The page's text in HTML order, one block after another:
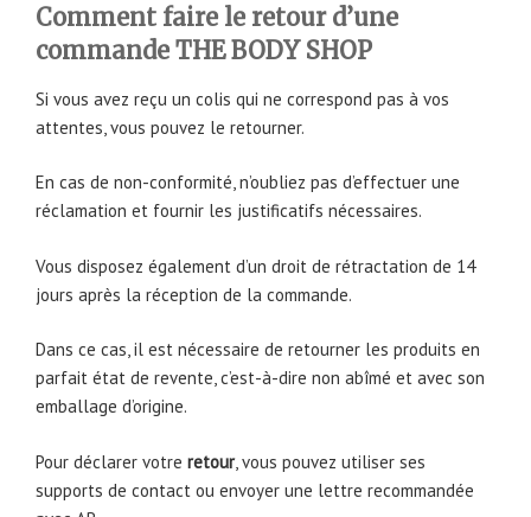
Comment faire le retour d’une
commande THE BODY SHOP
Si vous avez reçu un colis qui ne correspond pas à vos
attentes, vous pouvez le retourner.
En cas de non-conformité, n’oubliez pas d’effectuer une
réclamation et fournir les justificatifs nécessaires.
Vous disposez également d’un droit de rétractation de 14
jours après la réception de la commande.
Dans ce cas, il est nécessaire de retourner les produits en
parfait état de revente, c’est-à-dire non abîmé et avec son
emballage d’origine.
Pour déclarer votre retour, vous pouvez utiliser ses
supports de contact ou envoyer une lettre recommandée